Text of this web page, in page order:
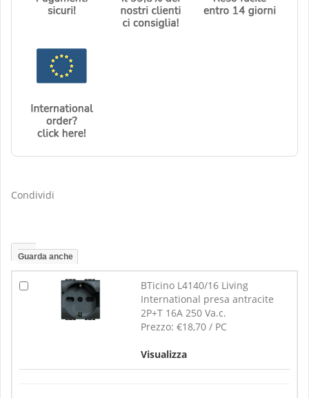
Condividi
Guarda anche
BTicino L4140/16 Living
International presa antracite
2P+T 16A 250 Va.c.
Prezzo: €18,70 / PC
Visualizza